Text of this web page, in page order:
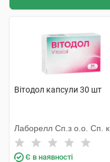
Вітодол капсули 30 шт
Лаборелл Сп.з о.о. Сп. к.
Є в наявності